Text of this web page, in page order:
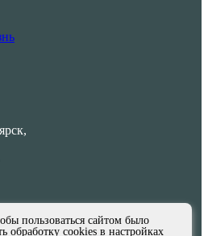
пользоваться сайтом было
обработку cookies в настройках